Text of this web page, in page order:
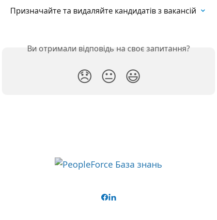
Призначайте та видаляйте кандидатів з вакансій
Ви отримали відповідь на своє запитання?
😞 😐 😃